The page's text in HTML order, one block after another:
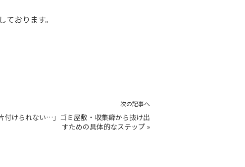
おります。
次の記事へ
片付けられない…」ゴミ屋敷・収集癖から抜け出
すための具体的なステップ »